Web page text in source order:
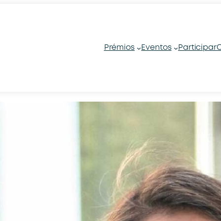
Prémios Eventos Participar